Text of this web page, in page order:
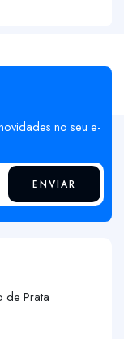
no seu e-
ENVIAR
de Prata